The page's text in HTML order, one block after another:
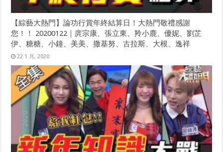
【綜藝大熱門】論功行賞年終結算日！大熱門敬禮感謝
您！！ 20200122｜庹宗康、張立東、羚小鹿、優妮、劉芷
伊、糖糖、小鐘、美美、撒基努、古拉斯、大根、逸祥
22 1 月, 2020